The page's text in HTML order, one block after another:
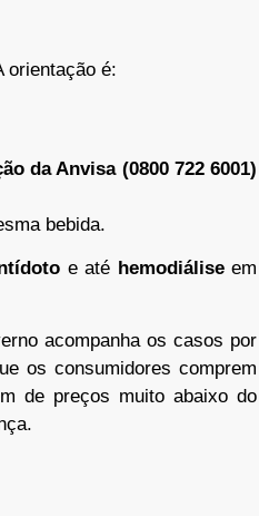
orientação é:
da Anvisa (0800 722 6001)
bebida.
e até hemodiáliseem
acompanha os casos por
os consumidores comprem
de preços muito abaixo do